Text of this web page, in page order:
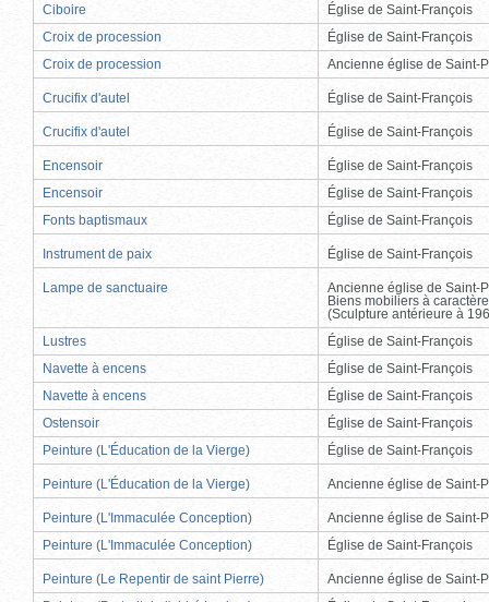
Ciboire
Église de Saint-François
Croix de procession
Église de Saint-François
Croix de procession
Ancienne église de Saint-
Crucifix d'autel Église de Saint-François
Crucifix d'autel Église de Saint-François
Encensoir
Église de Saint-François
Encensoir
Église de Saint-François
Fonts baptismaux
Église de Saint-François
Instrument de paix Église de Saint-François
Lampe de sanctuaire
Ancienne église de Saint-
Biens mobiliers à
(Sculpture antérieure à
Lustres
Église de Saint-François
Navette à encens
Église de Saint-François
Navette à encens
Église de Saint-François
Ostensoir
Église de Saint-François
Peinture (L'Éducation de la Vierge)
Église de Saint-François
Peinture (L'Éducation de la Vierge) Ancienne église de Saint-
Peinture (L'Immaculée Conception)
Ancienne église de Saint-
Peinture (L'Immaculée Conception)
Église de Saint-François
Peinture (Le Repentir de saint Pierre)
Ancienne église de Saint-